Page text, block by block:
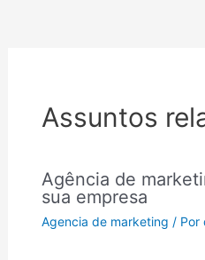
Assuntos
Agência de
sua empresa
Agencia de marketing / Por